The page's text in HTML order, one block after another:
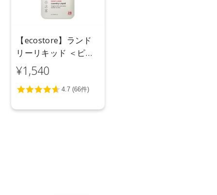
【ecostore】ランド
リーリキッド ＜ピオ
ニー＆ローズ＞ 1L
¥1,540